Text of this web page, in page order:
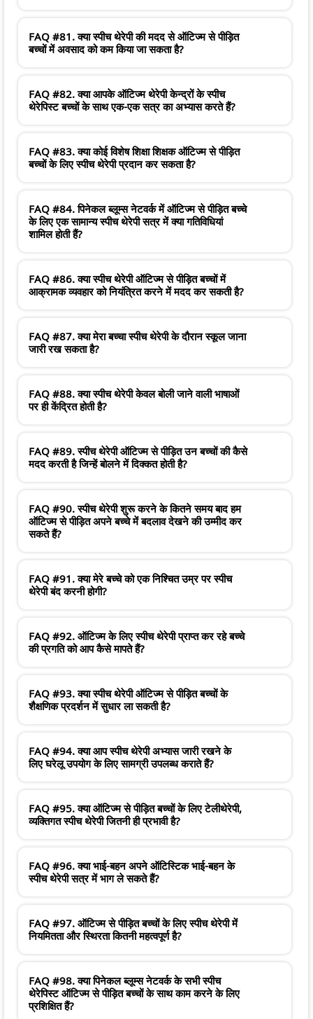
FAQ #81. क्या स्पीच थेरेपी की मदद से ऑटिज्म से पीड़ित
बच्चों में अवसाद को कम किया जा सकता है?
FAQ #82. क्या आपके ऑटिज्म थेरेपी केन्द्रों के स्पीच
थेरेपिस्ट बच्चों के साथ एक-एक सत्र का अभ्यास करते हैं?
FAQ #83. क्या कोई विशेष शिक्षा शिक्षक ऑटिज्म से पीड़ित
बच्चों के लिए स्पीच थेरेपी प्रदान कर सकता है?
FAQ #84. पिनेकल ब्लूम्स नेटवर्क में ऑटिज्म से पीड़ित बच्चे
के लिए एक सामान्य स्पीच थेरेपी सत्र में क्या गतिविधियां
शामिल होती हैं?
FAQ #86. क्या स्पीच थेरेपी ऑटिज्म से पीड़ित बच्चों में
आक्रामक व्यवहार को नियंत्रित करने में मदद कर सकती है?
FAQ #87. क्या मेरा बच्चा स्पीच थेरेपी के दौरान स्कूल जाना
जारी रख सकता है?
FAQ #88. क्या स्पीच थेरेपी केवल बोली जाने वाली भाषाओं
पर ही केंद्रित होती है?
FAQ #89. स्पीच थेरेपी ऑटिज्म से पीड़ित उन बच्चों की कैसे
मदद करती है जिन्हें बोलने में दिक्कत होती है?
FAQ #90. स्पीच थेरेपी शुरू करने के कितने समय बाद हम
ऑटिज्म से पीड़ित अपने बच्चे में बदलाव देखने की उम्मीद कर
सकते हैं?
FAQ #91. क्या मेरे बच्चे को एक निश्चित उम्र पर स्पीच
थेरेपी बंद करनी होगी?
FAQ #92. ऑटिज्म के लिए स्पीच थेरेपी प्राप्त कर रहे बच्चे
की प्रगति को आप कैसे मापते हैं?
FAQ #93. क्या स्पीच थेरेपी ऑटिज्म से पीड़ित बच्चों के
शैक्षणिक प्रदर्शन में सुधार ला सकती है?
FAQ #94. क्या आप स्पीच थेरेपी अभ्यास जारी रखने के
लिए घरेलू उपयोग के लिए सामग्री उपलब्ध कराते हैं?
FAQ #95. क्या ऑटिज्म से पीड़ित बच्चों के लिए टेलीथेरेपी,
व्यक्तिगत स्पीच थेरेपी जितनी ही प्रभावी है?
FAQ #96. क्या भाई-बहन अपने ऑटिस्टिक भाई-बहन के
स्पीच थेरेपी सत्र में भाग ले सकते हैं?
FAQ #97. ऑटिज्म से पीड़ित बच्चों के लिए स्पीच थेरेपी में
नियमितता और स्थिरता कितनी महत्वपूर्ण है?
FAQ #98. क्या पिनेकल ब्लूम्स नेटवर्क के सभी स्पीच
थेरेपिस्ट ऑटिज्म से पीड़ित बच्चों के साथ काम करने के लिए
प्रशिक्षित हैं?